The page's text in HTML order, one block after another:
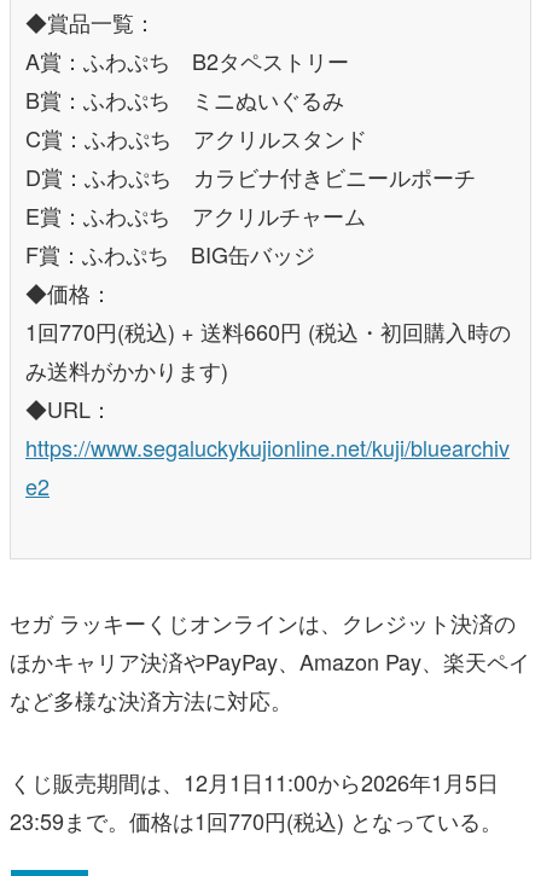
◆賞品一覧：
A賞：ふわぷち B2タペストリー
B賞：ふわぷち ミニぬいぐるみ
C賞：ふわぷち アクリルスタンド
D賞：ふわぷち カラビナ付きビニールポーチ
E賞：ふわぷち アクリルチャーム
F賞：ふわぷち BIG缶バッジ
◆価格：
1回770円(税込) + 送料660円 (税込・初回購入時の
み送料がかかります)
◆URL：
https://www.segaluckykujionline.net/kuji/bluearchiv
e2
セガ ラッキーくじオンラインは、クレジット決済の
ほかキャリア決済やPayPay、Amazon Pay、楽天ペイ
など多様な決済方法に対応。
くじ販売期間は、12月1日11:00から2026年1月5日
23:59まで。価格は1回770円(税込) となっている。